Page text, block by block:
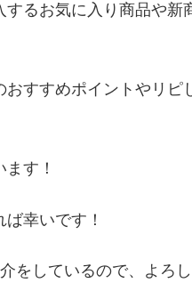
するお気に入り商品や新
おすすめポイントやリピ
ます！
ば幸いです！
をしているので、よろ